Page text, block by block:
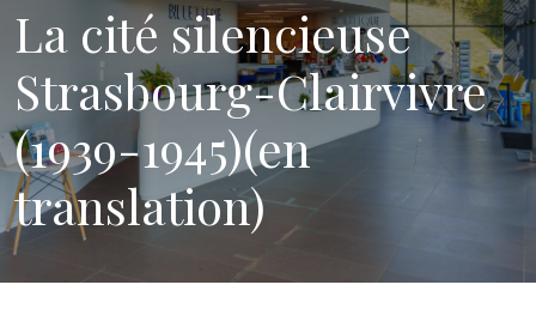
La cité silencieuse
Strasbourg-Clairvivre
(1939-1945)(en
translation)